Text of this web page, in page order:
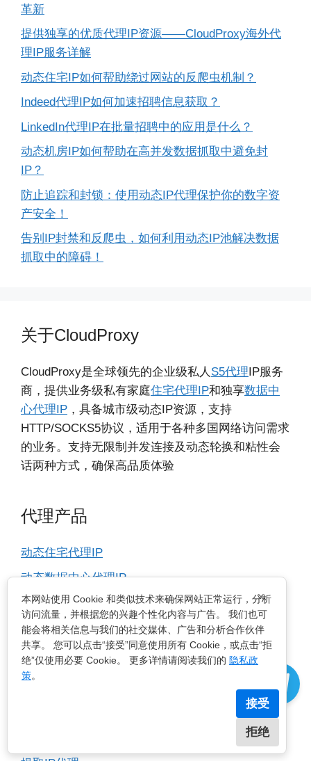
革新
提供独享的优质代理IP资源——CloudProxy海外代
理IP服务详解
动态住宅IP如何帮助绕过网站的反爬虫机制？
Indeed代理IP如何加速招聘信息获取？
LinkedIn代理IP在批量招聘中的应用是什么？
动态机房IP如何帮助在高并发数据抓取中避免封
IP？
防止追踪和封锁：使用动态IP代理保护你的数字资
产安全！
告别IP封禁和反爬虫，如何利用动态IP池解决数据
抓取中的障碍！
关于CloudProxy
CloudProxy是全球领先的企业级私人 S5代理IP服务
商，提供业务级私有家庭住宅代理IP和独享数据中
心代理IP ，具备城市级动态IP资源，支持
HTTP/SOCKS5协议，适用于各种多国网络访问需求
的业务。支持无限制并发连接及动态轮换和粘性会
话两种方式，确保高品质体验
代理产品
动态住宅代理IP
动态数据中心代理IP
海外代理IP价格
所有代理IP地区
提取代理
×
本网站使用 Cookie 和类似技术来确保网站正常运行，分析
访问流量，并根据您的兴趣个性化内容与广告。 我们也可
能会将相关信息与我们的社交媒体、广告和分析合作伙伴
共享。 您可以点击“接受”同意使用所有 Cookie，或点击“拒
绝”仅使用必要 Cookie。 更多详情请阅读我们的 隐私政
策。
接受
拒绝